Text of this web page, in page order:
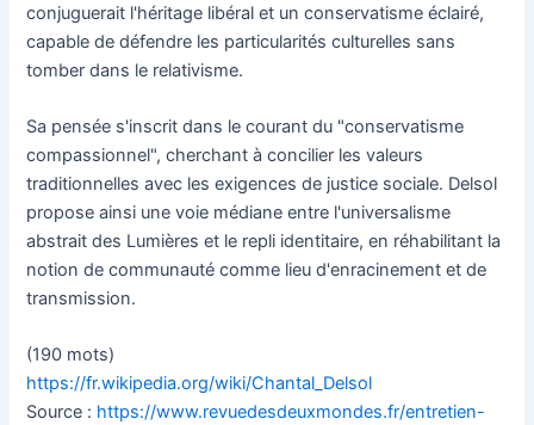
conjuguerait l'héritage libéral et un conservatisme éclairé,
capable de défendre les particularités culturelles sans
tomber dans le relativisme.
Sa pensée s'inscrit dans le courant du "conservatisme
compassionnel", cherchant à concilier les valeurs
traditionnelles avec les exigences de justice sociale. Delsol
propose ainsi une voie médiane entre l'universalisme
abstrait des Lumières et le repli identitaire, en réhabilitant la
notion de communauté comme lieu d'enracinement et de
transmission.
(190 mots)
https://fr.wikipedia.org/wiki/Chantal_Delsol
Source : https://www.revuedesdeuxmondes.fr/entretien-